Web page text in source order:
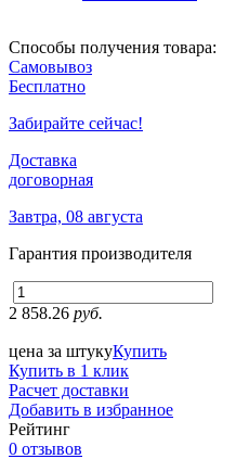
Способы получения товара:
Самовывоз
Бесплатно
Забирайте сейчас!
Доставка
договорная
Завтра, 08 августа
Гарантия производителя
2 858.26 руб.
цена за штукуКупить
Купить в 1 клик
Расчет доставки
Добавить в избранное
Рейтинг
0 отзывов